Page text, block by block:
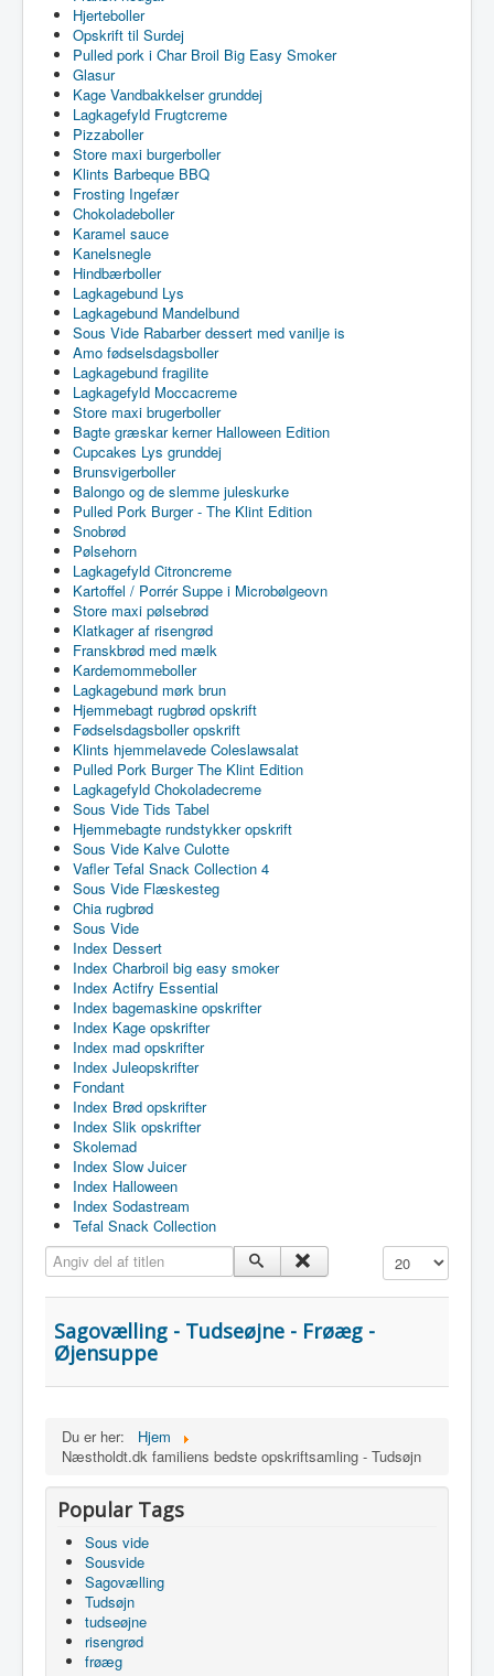
Hjerteboller
Opskrift til Surdej
Pulled pork i Char Broil Big Easy Smoker
Glasur
Kage Vandbakkelser grunddej
Lagkagefyld Frugtcreme
Pizzaboller
Store maxi burgerboller
Klints Barbeque BBQ
Frosting Ingefær
Chokoladeboller
Karamel sauce
Kanelsnegle
Hindbærboller
Lagkagebund Lys
Lagkagebund Mandelbund
Sous Vide Rabarber dessert med vanilje is
Amo fødselsdagsboller
Lagkagebund fragilite
Lagkagefyld Moccacreme
Store maxi brugerboller
Bagte græskar kerner Halloween Edition
Cupcakes Lys grunddej
Brunsvigerboller
Balongo og de slemme juleskurke
Pulled Pork Burger - The Klint Edition
Snobrød
Pølsehorn
Lagkagefyld Citroncreme
Kartoffel / Porrér Suppe i Microbølgeovn
Store maxi pølsebrød
Klatkager af risengrød
Franskbrød med mælk
Kardemommeboller
Lagkagebund mørk brun
Hjemmebagt rugbrød opskrift
Fødselsdagsboller opskrift
Klints hjemmelavede Coleslawsalat
Pulled Pork Burger The Klint Edition
Lagkagefyld Chokoladecreme
Sous Vide Tids Tabel
Hjemmebagte rundstykker opskrift
Sous Vide Kalve Culotte
Vafler Tefal Snack Collection 4
Sous Vide Flæskesteg
Chia rugbrød
Sous Vide
Index Dessert
Index Charbroil big easy smoker
Index Actifry Essential
Index bagemaskine opskrifter
Index Kage opskrifter
Index mad opskrifter
Index Juleopskrifter
Fondant
Index Brød opskrifter
Index Slik opskrifter
Skolemad
Index Slow Juicer
Index Halloween
Index Sodastream
Tefal Snack Collection
Angiv del af titlen
Vis #
Sagovælling - Tudseøjne - Frøæg -
Øjensuppe
Du er her:
Hjem
Næstholdt.dk familiens bedste opskriftsamling - Tudsøjn
Popular Tags
Sous vide
Sousvide
Sagovælling
Tudsøjn
tudseøjne
risengrød
frøæg